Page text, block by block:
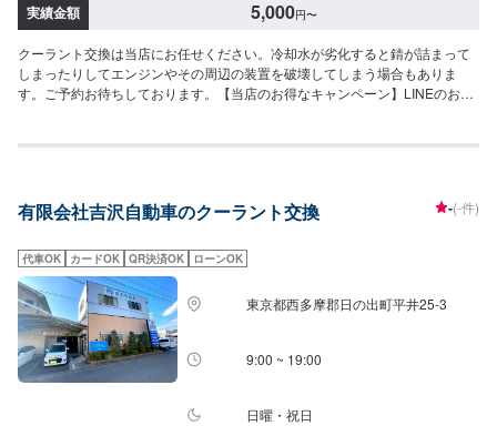
実績金額 5,000円〜
クーラント交換は当店にお任せください。冷却水が劣化すると錆が詰まって
しまったりしてエンジンやその周辺の装置を破壊してしまう場合もありま
す。ご予約お待ちしております。【当店のお得なキャンペーン】LINEのお友
有限会社吉沢自動車のクーラント交換 -(-件)
代車OK カードOK QR決済OK ローンOK
東京都西多摩郡日の出町平井25-3
9:00 ~ 19:00
日曜・祝日